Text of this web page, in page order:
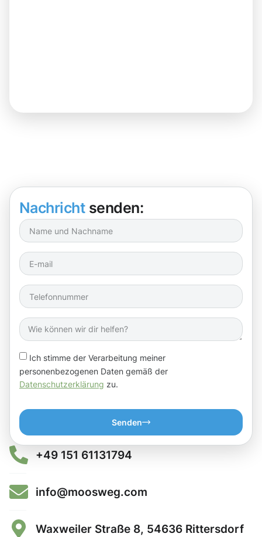
Nachricht senden:
Ich stimme der Verarbeitung meiner
personenbezogenen Daten gemäß der
Datenschutzerklärung zu.
Senden
+49 151 61131794
info@moosweg.com
Waxweiler Straße 8, 54636 Rittersdorf